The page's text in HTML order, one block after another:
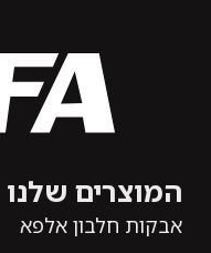
המוצרים שלנו
אבקות חלבון אלפא